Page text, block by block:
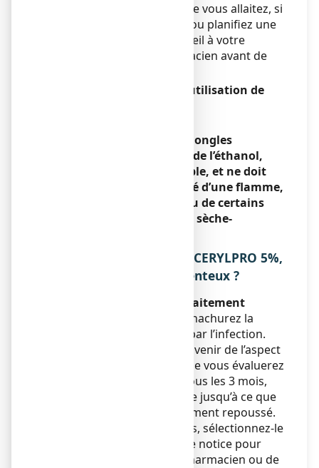
Si vous êtes enceinte ou que vous allaitez, si
vous pensez être enceinte ou planifiez une
grossesse, demandez conseil à votre
médecin ou à votre pharmacien avant de
Conduite de véhicules et utilisation de
LOCERYLPRO 5%, vernis à ongles
médicamenteux contient de l’éthanol,
une substance inflammable, et ne doit
pas être utilisé à proximité d’une flamme,
d’une cigarette allumée ou de certains
appareils (par exemple les sèche-
3. COMMENT UTILISER LOCERYLPRO 5%,
vernis à ongles médicamenteux ?
Avant de commencer le traitement
ci-dessous, hachurez la
surface de l’ongle atteinte par l’infection.
Ceci vous aidera à vous souvenir de l’aspect
initial de votre ongle lorsque vous évaluerez
l’efficacité du traitement. Tous les 3 mois,
hachurez la surface atteinte jusqu’à ce que
l’ongle infecté ait complètement repoussé.
Si deux ongles sont touchés, sélectionnez-le
plus atteint. Emportez cette notice pour
demander l’avis de votre pharmacien ou de